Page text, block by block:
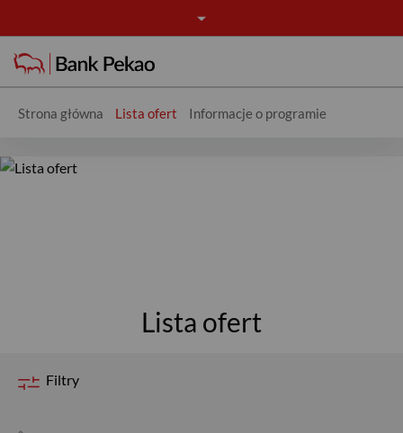
Strona główna Lista ofert Informacje o programie
Lista rabatów - Rabaty
Lista ofert
Filtry
USD